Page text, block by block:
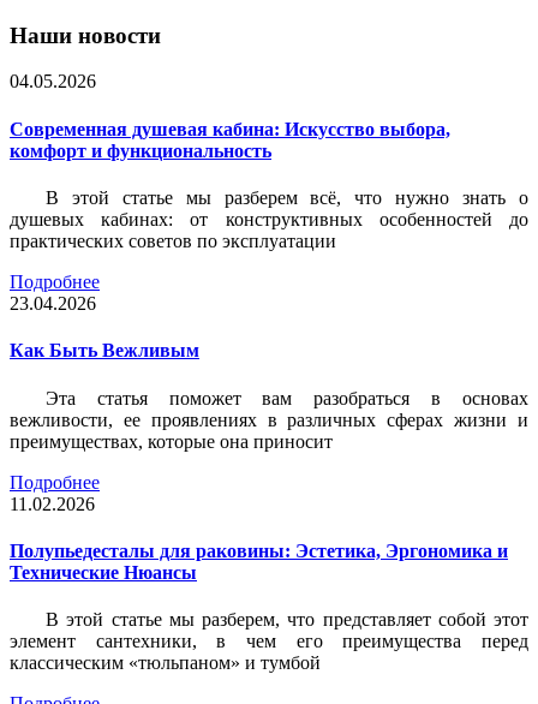
Наши новости
04.05.2026
Современная душевая кабина: Искусство выбора,
комфорт и функциональность
В этой статье мы разберем всё, что нужно знать о
душевых кабинах: от конструктивных особенностей до
практических советов по эксплуатации
Подробнее
23.04.2026
Как Быть Вежливым
Эта статья поможет вам разобраться в основах
вежливости, ее проявлениях в различных сферах жизни и
преимуществах, которые она приносит
Подробнее
11.02.2026
Полупьедесталы для раковины: Эстетика, Эргономика и
Технические Нюансы
В этой статье мы разберем, что представляет собой этот
элемент сантехники, в чем его преимущества перед
классическим «тюльпаном» и тумбой